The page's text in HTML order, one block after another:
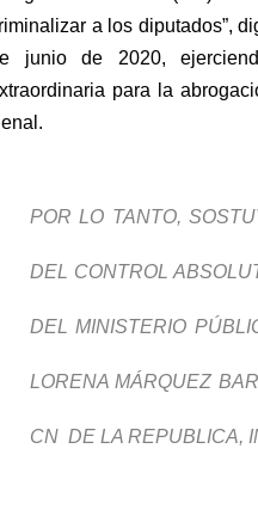
a los diputados”,
junio de 2020,
para la
POR LO TANTO,
DEL CONTROL
DEL MINISTERIO
LORENA MÁRQUEZ
CN DE LA REPUBLICA,